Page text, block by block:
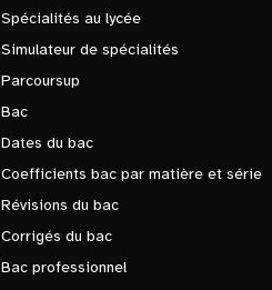
Spécialités au lycée
Simulateur de spécialités
Parcoursup
Bac
Dates du bac
Coefficients bac par matière et série
Révisions du bac
Corrigés du bac
Bac professionnel